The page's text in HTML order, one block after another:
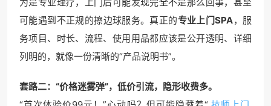
可能遇到不正规的擦边球服务。真正的专业上门SPA，服
务项目、时长、流程、使用用品都应该是公开透明、详细
列明的，就像一份清晰的“产品说明书”。
套路二：“价格迷雾弹”，低价引流，隐形收费多。